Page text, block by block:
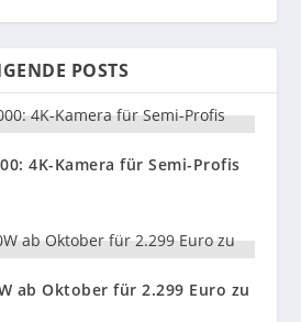
POSTS
4K-Kamera für Semi-Profis
ab Oktober für 2.299 Euro zu